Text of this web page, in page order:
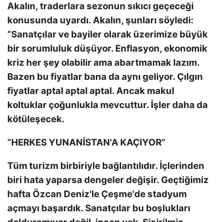
Akalın, traderlara sezonun sıkıcı geçeceği
konusunda uyardı. Akalın, şunları söyledi:
“Sanatçılar ve bayiler olarak üzerimize büyük
bir sorumluluk düşüyor. Enflasyon, ekonomik
kriz her şey olabilir ama abartmamak lazım.
Bazen bu fiyatlar bana da aynı geliyor. Çılgın
fiyatlar aptal aptal aptal. Ancak makul
koltuklar çoğunlukla mevcuttur. İşler daha da
kötüleşecek.
“HERKES YUNANİSTAN'A KAÇIYOR”
Tüm turizm birbiriyle bağlantılıdır. İçlerinden
biri hata yaparsa dengeler değişir. Geçtiğimiz
hafta Özcan Deniz'le Çeşme'de stadyum
açmayı başardık. Sanatçılar bu boşlukları